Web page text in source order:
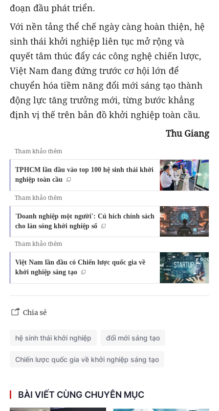
đoạn đầu phát triển.
Với nền tảng thể chế ngày càng hoàn thiện, hệ
sinh thái khởi nghiệp liên tục mở rộng và
quyết tâm thúc đẩy các công nghệ chiến lược,
Việt Nam đang đứng trước cơ hội lớn để
chuyển hóa tiềm năng đổi mới sáng tạo thành
động lực tăng trưởng mới, từng bước khẳng
định vị thế trên bản đồ khởi nghiệp toàn cầu.
Thu Giang
Tham khảo thêm
TPHCM lần đầu vào top 100 hệ sinh thái khởi
nghiệp toàn cầu
Tham khảo thêm
'Doanh nghiệp một người': Cú hích chính sách
cho làn sóng khởi nghiệp số
Tham khảo thêm
Việt Nam lần đầu có Chiến lược quốc gia về
khởi nghiệp sáng tạo
Chia sẻ
hệ sinh thái khởi nghiệp đổi mới sáng tạo
Chiến lược quốc gia về khởi nghiệp sáng tạo
BÀI VIẾT CÙNG CHUYÊN MỤC